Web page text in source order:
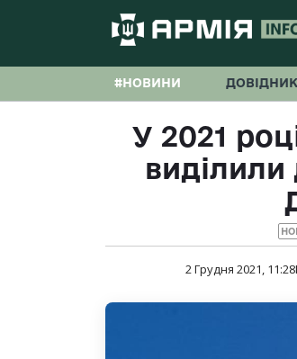
#НОВИНИ
У 2021
2 Грудня 2021, 11:28